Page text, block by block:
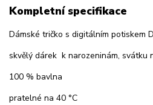
Kompletní specifikace
Dámské tričko s digitálním potiskem
skvělý dárek k narozeninám, svátku
100 % bavlna
pratelné na 40 °C